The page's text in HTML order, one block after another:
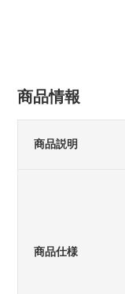
商品情報
商品説明
商品仕様